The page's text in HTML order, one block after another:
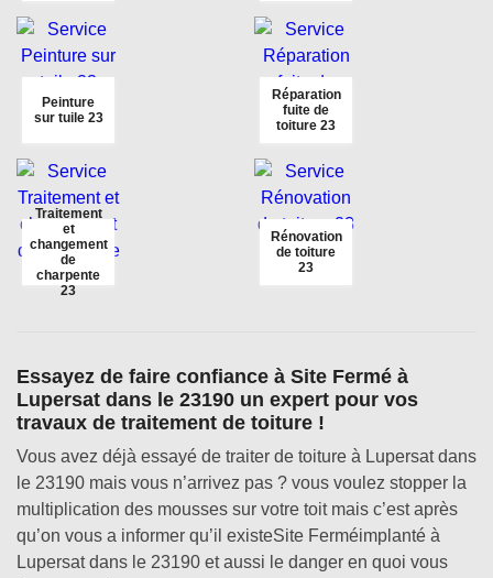
Peinture
sur tuile 23
Réparation
fuite de
toiture 23
Traitement
et
changement
de
charpente
23
Rénovation
de toiture
23
Essayez de faire confiance à Site Fermé à
Lupersat dans le 23190 un expert pour vos
travaux de traitement de toiture !
Vous avez déjà essayé de traiter de toiture à Lupersat dans
le 23190 mais vous n’arrivez pas ? vous voulez stopper la
multiplication des mousses sur votre toit mais c’est après
qu’on vous a informer qu’il existeSite Ferméimplanté à
Lupersat dans le 23190 et aussi le danger en quoi vous